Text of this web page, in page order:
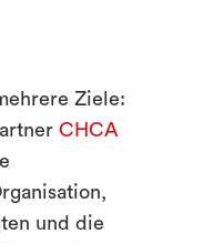
Ziele:
CHCA
und die